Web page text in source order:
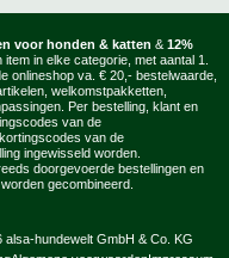
voor honden & katten & 12%
item in elke categorie, met aantal 1.
onlineshop va. € 20,- bestelwaarde,
welkomstpakketten,
Per bestelling, klant en
van de
van de
ingewisseld worden.
doorgevoerde bestellingen en
gecombineerd.
alsa-hundewelt GmbH & Co. KG